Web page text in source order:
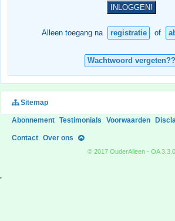
Alleen toegang na registratie of
Wachtwoord vergeten??
Sitemap
Abonnement Testimonials Voorwaarden
Contact Over ons
© 2017 OuderAlleen - OA 3.3.0